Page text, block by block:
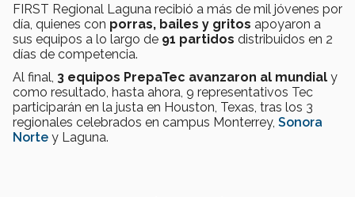
FIRST Regional Laguna recibió a más de mil jóvenes por
día, quienes con porras, bailes y gritos apoyaron a
sus equipos a lo largo de 91 partidos distribuidos en 2
días de competencia.
Al final, 3 equipos PrepaTec avanzaron al mundial y
como resultado, hasta ahora, 9 representativos Tec
participarán en la justa en Houston, Texas, tras los 3
regionales celebrados en campus Monterrey, Sonora
Norte y Laguna.